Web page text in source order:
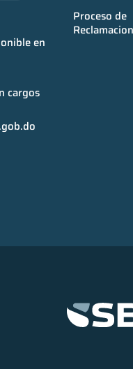
en
cargos
Proceso de